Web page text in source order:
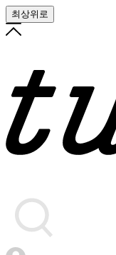
최상위로